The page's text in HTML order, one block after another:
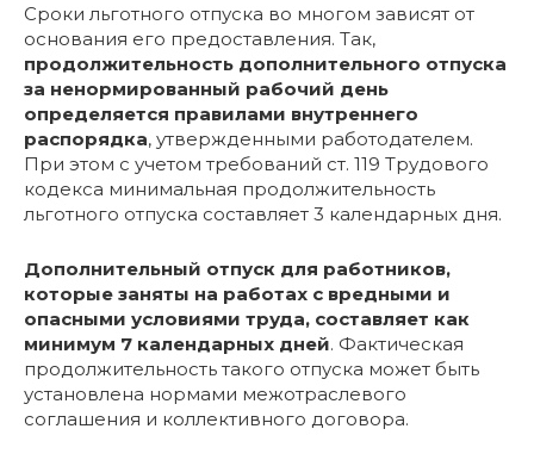
Сроки льготного отпуска во многом зависят от
основания его предоставления. Так,
продолжительность дополнительного отпуска
за ненормированный рабочий день
определяется правилами внутреннего
распорядка, утвержденными работодателем.
При этом с учетом требований ст. 119 Трудового
кодекса минимальная продолжительность
льготного отпуска составляет 3 календарных дня.
Дополнительный отпуск для работников,
которые заняты на работах с вредными и
опасными условиями труда, составляет как
минимум 7 календарных дней. Фактическая
продолжительность такого отпуска может быть
установлена нормами межотраслевого
соглашения и коллективного договора.